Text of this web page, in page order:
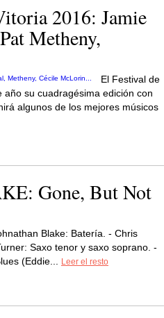
2016: Jamie
Metheny,
El Festival de
su cuadragésima edición con
algunos de los mejores músicos
Gone, But Not
Blake: Batería. - Chris
Saxo tenor y saxo soprano. -
(Eddie...
Leer el resto